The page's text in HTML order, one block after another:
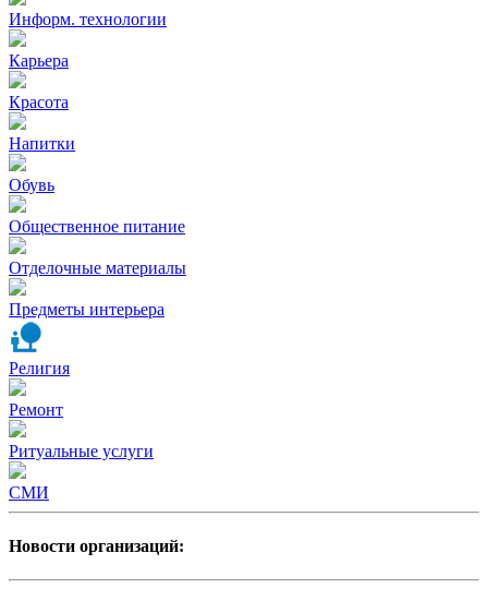
Информ. технологии
Карьера
Красота
Напитки
Обувь
Общественное питание
Отделочные материалы
Предметы интерьера
Религия
Ремонт
Ритуальные услуги
СМИ
Новости организаций: